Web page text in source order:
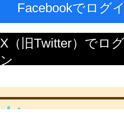
Facebookでログ
X（旧Twitter）でロ
ン